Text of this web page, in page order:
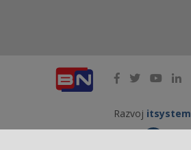
Razvoj itsystem